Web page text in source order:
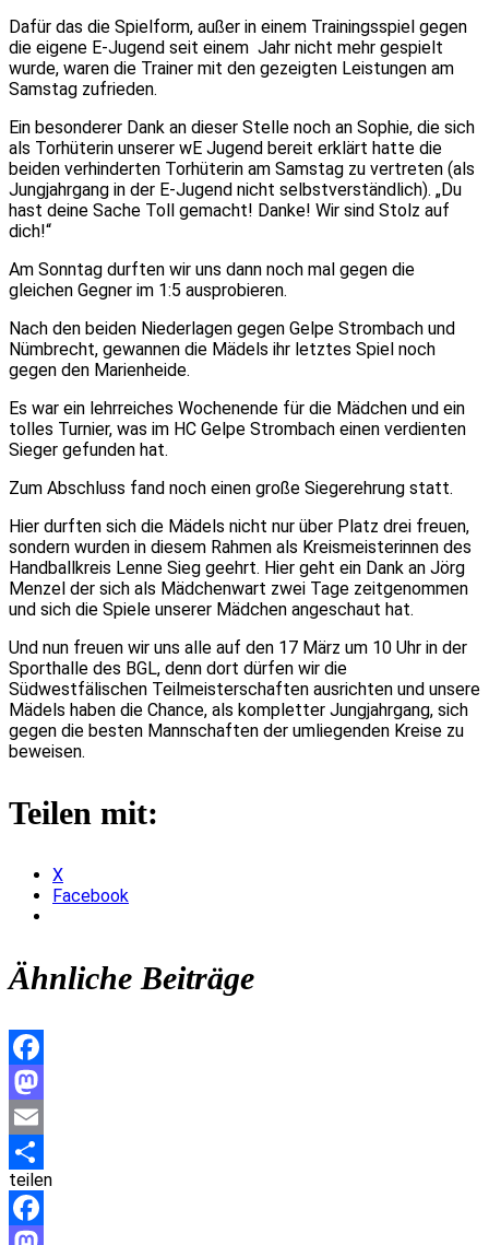
Dafür das die Spielform, außer in einem Trainingsspiel gegen
die eigene E-Jugend seit einem Jahr nicht mehr gespielt
wurde, waren die Trainer mit den gezeigten Leistungen am
Samstag zufrieden.
Ein besonderer Dank an dieser Stelle noch an Sophie, die sich
als Torhüterin unserer wE Jugend bereit erklärt hatte die
beiden verhinderten Torhüterin am Samstag zu vertreten (als
Jungjahrgang in der E-Jugend nicht selbstverständlich). „Du
hast deine Sache Toll gemacht! Danke! Wir sind Stolz auf
dich!“
Am Sonntag durften wir uns dann noch mal gegen die
gleichen Gegner im 1:5 ausprobieren.
Nach den beiden Niederlagen gegen Gelpe Strombach und
Nümbrecht, gewannen die Mädels ihr letztes Spiel noch
gegen den Marienheide.
Es war ein lehrreiches Wochenende für die Mädchen und ein
tolles Turnier, was im HC Gelpe Strombach einen verdienten
Sieger gefunden hat.
Zum Abschluss fand noch einen große Siegerehrung statt.
Hier durften sich die Mädels nicht nur über Platz drei freuen,
sondern wurden in diesem Rahmen als Kreismeisterinnen des
Handballkreis Lenne Sieg geehrt. Hier geht ein Dank an Jörg
Menzel der sich als Mädchenwart zwei Tage zeitgenommen
und sich die Spiele unserer Mädchen angeschaut hat.
Und nun freuen wir uns alle auf den 17 März um 10 Uhr in der
Sporthalle des BGL, denn dort dürfen wir die
Südwestfälischen Teilmeisterschaften ausrichten und unsere
Mädels haben die Chance, als kompletter Jungjahrgang, sich
gegen die besten Mannschaften der umliegenden Kreise zu
beweisen.
Teilen mit:
X
Facebook
Ähnliche Beiträge
Facebook
Mastodon
Email
Teilen
teilen